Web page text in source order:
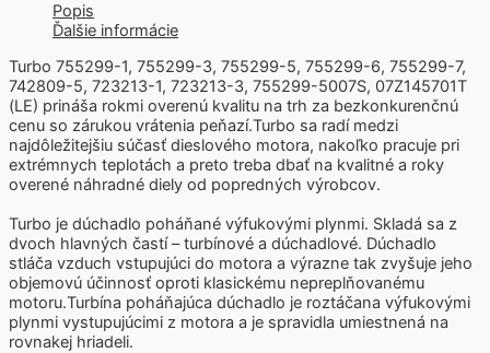
Popis
Ďalšie informácie
Turbo 755299-1, 755299-3, 755299-5, 755299-6, 755299-7,
742809-5, 723213-1, 723213-3, 755299-5007S, 07Z145701T
(LE) prináša rokmi overenú kvalitu na trh za bezkonkurenčnú
cenu so zárukou vrátenia peňazí.Turbo sa radí medzi
najdôležitejšiu súčasť dieslového motora, nakoľko pracuje pri
extrémnych teplotách a preto treba dbať na kvalitné a roky
overené náhradné diely od popredných výrobcov.
Turbo je dúchadlo poháňané výfukovými plynmi. Skladá sa z
dvoch hlavných častí – turbínové a dúchadlové. Dúchadlo
stláča vzduch vstupujúci do motora a výrazne tak zvyšuje jeho
objemovú účinnosť oproti klasickému nepreplňovanému
motoru.Turbína poháňajúca dúchadlo je roztáčana výfukovými
plynmi vystupujúcimi z motora a je spravidla umiestnená na
rovnakej hriadeli.